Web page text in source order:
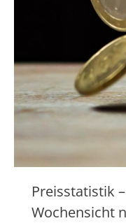
Preisstatistik
Wochensicht